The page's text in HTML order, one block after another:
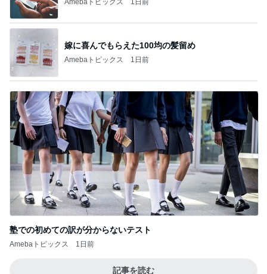
嫁に喜んでもらえた100均の髪留め
Amebaトピックス 1日前
塾での初めての訳が分からないテスト
Amebaトピックス 1日前
記事を読む